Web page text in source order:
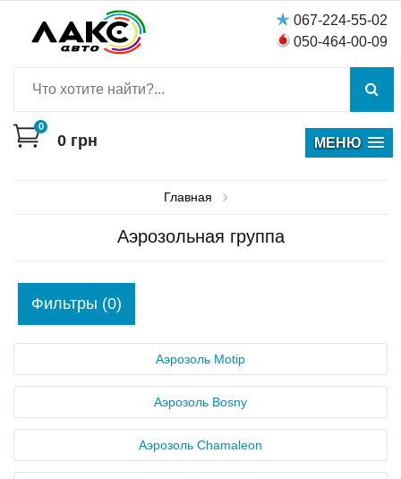
067-224-55-02
050-464-00-09
0
0 грн МЕНЮ
Главная
Аэрозольная группа
Фильтры (0)
Аэрозоль Motip
Аэрозоль Bosny
Аэрозоль Chamaleon